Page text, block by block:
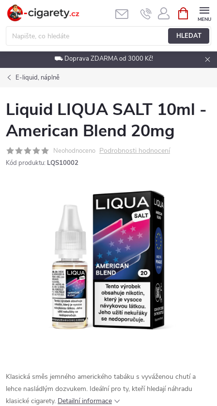
Přejít
obsah
HLEDAT
NÁKUPNÍ
KOŠÍK
⛟ Doprava ZDARMA od 3000 Kč!
E-liquid, náplně
Liquid LIQUA SALT 10ml -
American Blend 20mg
Neohodnoceno Podrobnosti hodnocení
Kód produktu: LQS10002
Klasická směs jemného amerického tabáku s vyváženou chutí a
lehce nasládlým dozvukem. Ideální pro ty, kteří hledají náhradu
klasické cigarety. Detailní informace